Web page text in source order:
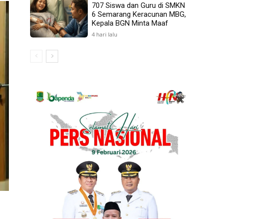
707 Siswa dan Guru di SMKN
6 Semarang Keracunan MBG,
Kepala BGN Minta Maaf
4 hari lalu